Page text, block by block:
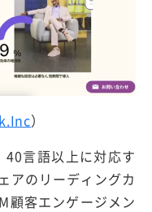
）
言語以上に対応す
アのリーディングカ
顧客エンゲージメン